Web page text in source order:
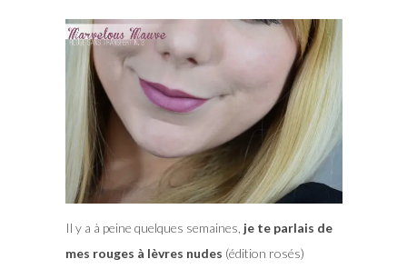
Il y a à peine quelques semaines, je te parlais de
mes rouges à lèvres nudes (édition rosés)